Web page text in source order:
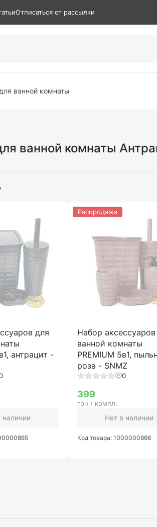
Отписаться от рассылки
ванной комнаты
ванной комнаты
для
антрацит -
наличии
Набор
ванной комнаты
PREMIUM 5в1,
роза - SNMZ
0
Распродажа
399
грн / компл.
Нет в наличии
Код товара: 1000000866